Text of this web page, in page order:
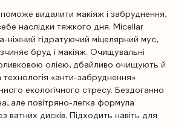
видалити макіяж і забруднення,
наслідки тяжкого дня. Micellar
ніжний гідратуючий міцелярний мус,
бруд і макіяж. Очищувальні
оливковою олією, дбайливо очищують й
технологія «анти-забруднення»
екологічного стресу. Бездоганно
але повітряно-легка формула
ватних дисків. Підходить навіть для